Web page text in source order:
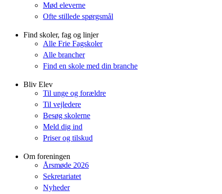
Mød eleverne
Ofte stillede spørgsmål
Find skoler, fag og linjer
Alle Frie Fagskoler
Alle brancher
Find en skole med din branche
Bliv Elev
Til unge og forældre
Til vejledere
Besøg skolerne
Meld dig ind
Priser og tilskud
Om foreningen
Årsmøde 2026
Sekretariatet
Nyheder